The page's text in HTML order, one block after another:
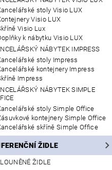
stoly Visio LUX
Visio LUX
Visio Lux
k nábytku Visio LUX
NÁBYTEK IMPRESS
stoly Impress
kontejnery Impress
Impress
NÁBYTEK SIMPLE
stoly Simple Office
kontejnery Simple Office
skříně Simple Office
ŽIDLE
ŽIDLE